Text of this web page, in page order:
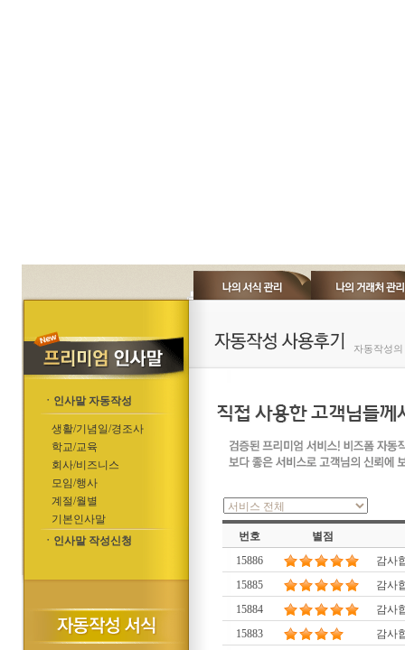
ㆍ인사말 자동작성
생활/기념일/경조사
학교/교육
회사/비즈니스
모임/행사
계절/월별
기본인사말
ㆍ인사말 작성신청
자동작성
번호
별점
15886
감사
15885
감사
15884
감사
15883
감사